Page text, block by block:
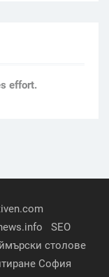
effort.
SEO
столове
София